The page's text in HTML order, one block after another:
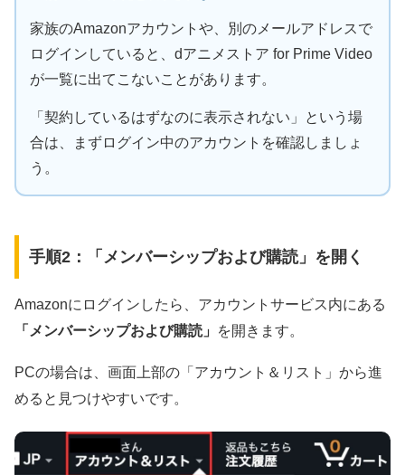
家族のAmazonアカウントや、別のメールアドレスで
ログインしていると、dアニメストア for Prime Video
が一覧に出てこないことがあります。
「契約しているはずなのに表示されない」という場
合は、まずログイン中のアカウントを確認しましょ
う。
手順2：「メンバーシップおよび購読」を開く
Amazonにログインしたら、アカウントサービス内にある
「メンバーシップおよび購読」
を開きます。
PCの場合は、画面上部の「アカウント＆リスト」から進
めると見つけやすいです。